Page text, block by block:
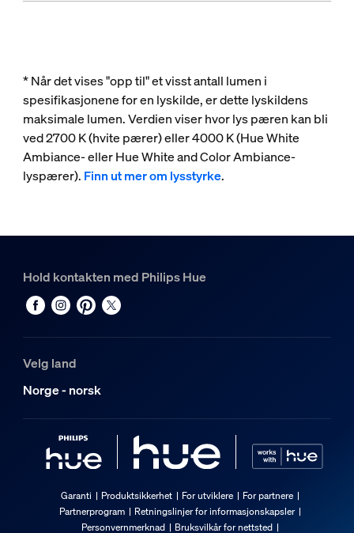
* Når det vises "opp til" et visst antall lumen i
spesifikasjonene for en lyskilde, er dette lyskildens
maksimale lumen. Verdien viser hvor lys pæren kan bli
ved 2700 K (hvite pærer) eller 4000 K (Hue White
Ambiance- eller Hue White and Color Ambiance-
lyspærer). Finn ut mer om lysstyrke.
Hold kontakten med Philips Hue
Velg land
Norge - norsk
Garanti Produktsikkerhet For utviklere
For partnere
Partnerprogram
Retningslinjer for informasjonskapsler
Personvernmerknad
Bruksvilkår for nettsted